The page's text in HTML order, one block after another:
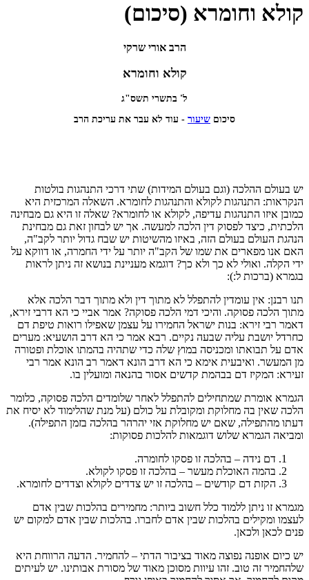
קולא וחומרא (סיכום)
הרב אורי שרקי
קולא וחומרא
ל' בתשרי תשס"ג
סיכום שיעור - עוד לא עבר את עריכת הרב
יש בעולם ההלכה (וגם בעולם המידות) שתי דרכי התנהגות בולטות
הנקראות: התנהגות לקולא והתנהגות לחומרא. השאלה המרכזית היא
כמובן איזו התנהגות עדיפה, לקולא או לחומרא? שאלה זו היא גם מבחינה
הלכתית, כיצד לפסוק דין הלכה למעשה. אך יש לבחון זאת גם מבחינת
הנהגת העולם בעולם הזה, באיזו מהשיטות יש שבח גדול יותר לקב"ה,
האם אנו מפארים את שמו של הקב"ה יותר על ידי החמרה, או דווקא על
ידי הקלה. ואולי לא כך ולא כך? דוגמא מעניינת בנושא זה ניתן לראות
בגמרא (ברכות ל:):
תנו רבנן: אין עומדין להתפלל לא מתוך דין ולא מתוך דבר הלכה אלא
מתוך הלכה פסוקה. והיכי דמי הלכה פסוקה? אמר אביי כי הא דרבי זירא,
דאמר רבי זירא: בנות ישראל החמירו על עצמן שאפילו רואות טיפת דם
כחרדל יושבת עליה שבעה נקיים. רבא אמר כי הא דרב הושעיא: מערים
אדם על תבואתו ומכניסה במוץ שלה כדי שתהיה בהמתו אוכלת ופטורה
מן המעשר. ואיבעית אימא כי הא דרב הונא דאמר רב הונא אמר רבי
זעירא: המקיז דם בבהמת קדשים אסור בהנאה ומועלין בו.
הגמרא אומרת שמתחילים להתפלל לאחר שלומדים הלכה פסוקה, כלומר
הלכה שאין בה מחלוקת ומקובלת על כולם (על מנת שהלימוד לא יסיח את
דעתו מהתפילה, שאם יש מחלוקת אזי יהרהר בהלכה בזמן התפילה).
ומביאה הגמרא שלוש דוגמאות להלכות פסוקות:
דם נידה – בהלכה זו פסקו לחומרה.
בהמה האוכלת מעשר – בהלכה זו פסקו לקולא.
הקזת דם קודשים – בהלכה זו יש צדדים לקולא וצדדים לחומרא.
מגמרא זו ניתן ללמוד כלל חשוב ביותר: מחמירים בהלכות שבין אדם
לעצמו ומקילים בהלכות שבין אדם לחברו. בהלכות שבין אדם למקום יש
פנים לכאן ולכאן.
יש כיום אופנה נפוצה מאוד בציבור הדתי – להחמיר. הדעה הרווחת היא
שלהחמיר זה טוב. זהו עיוות מסוכן מאוד של מסורת אבותינו. יש לעיתים